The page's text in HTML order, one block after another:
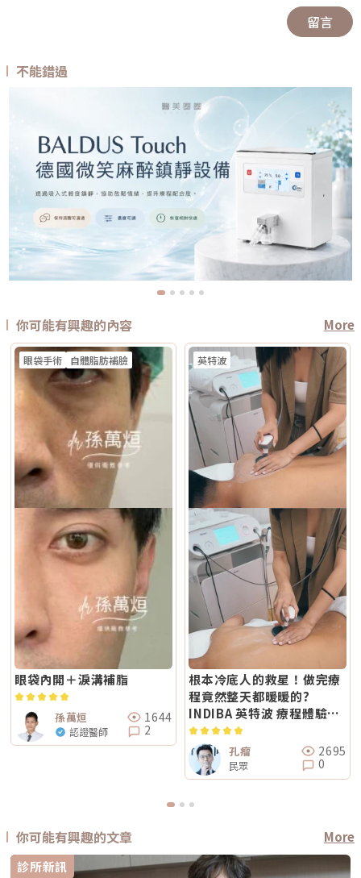
留言
不能錯過
你可能有興趣的內容 More
眼袋手術 自體脂肪補臉
眼袋內開＋淚溝補脂
孫萬烜
認證醫師
1644
2
英特波
根本冷底人的救星！做完療
程竟然整天都暖暖的?
INDIBA 英特波 療程體驗分
享
孔瘤
民眾
2695
0
你可能有興趣的文章
More
診所新訊